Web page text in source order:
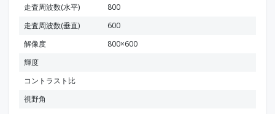
走査周波数(水平)
800
走査周波数(垂直)
600
解像度
800×600
輝度
コントラスト比
視野角